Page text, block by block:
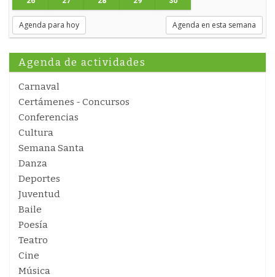
Agenda para hoy Agenda en esta semana
Agenda de actividades
Carnaval
Certámenes - Concursos
Conferencias
Cultura
Semana Santa
Danza
Deportes
Juventud
Baile
Poesía
Teatro
Cine
Música